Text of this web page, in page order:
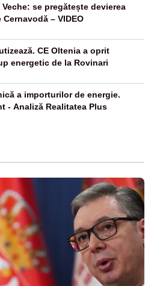
se pregătește devierea
– VIDEO
CE Oltenia a oprit
energetic de la Rovinari
a importurilor de energie.
- Analiză Realitatea Plus